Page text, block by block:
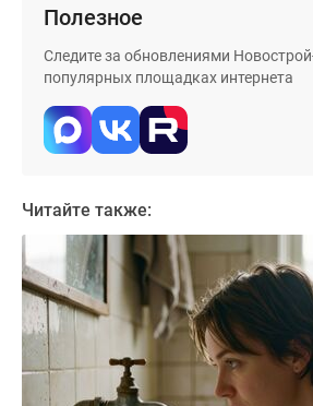
Москве
Программа
реновации
Москве
премиум-
класса
Новостройки
бизнес-
класса
Рассрочка
Траншевая
ипотека
Полезное
Следите за обновлениями
популярных площадках интернета
Читайте также: